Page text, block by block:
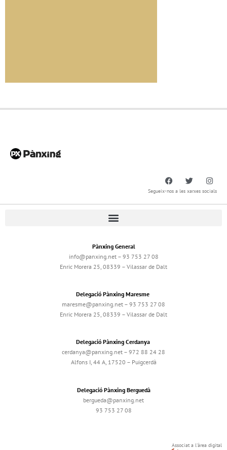
Segueix-nos a les xarxes socials
Pànxing General
info@panxing.net – 93 753 27 08
Enric Morera 25, 08339 – Vilassar de Dalt
Delegació Pànxing Maresme
maresme@panxing.net – 93 753 27 08
Enric Morera 25, 08339 – Vilassar de Dalt
Delegació Pànxing Cerdanya
cerdanya@panxing.net – 972 88 24 28
Alfons I, 44 A, 17520 – Puigcerdà
Delegació Pànxing Berguedà
bergueda@panxing.net
93 753 27 08
Associat a l'àrea digital